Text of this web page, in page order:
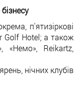
п'ятизіркові
Golf Hotel; а також
«Немо», Reikartz,
нічних клубів